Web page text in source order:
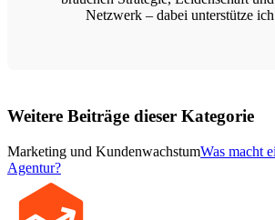
Netzwerk – dabei unterstütze
Weitere Beiträge dieser Kategorie
Marketing und KundenwachstumWas macht
Agentur?